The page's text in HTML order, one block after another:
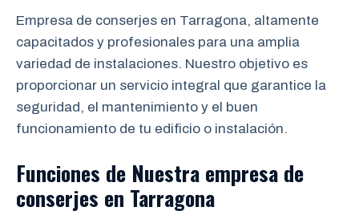
Empresa de conserjes en Tarragona, altamente
capacitados y profesionales para una amplia
variedad de instalaciones. Nuestro objetivo es
proporcionar un servicio integral que garantice la
seguridad, el mantenimiento y el buen
funcionamiento de tu edificio o instalación.
Funciones de Nuestra empresa de
conserjes en Tarragona